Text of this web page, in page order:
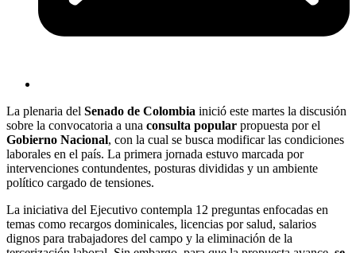
La plenaria del Senado de Colombia inició este martes la discusión
sobre la convocatoria a una consulta popular propuesta por el
Gobierno Nacional, con la cual se busca modificar las condiciones
laborales en el país. La primera jornada estuvo marcada por
intervenciones contundentes, posturas divididas y un ambiente
político cargado de tensiones.
La iniciativa del Ejecutivo contempla 12 preguntas enfocadas en
temas como recargos dominicales, licencias por salud, salarios
dignos para trabajadores del campo y la eliminación de la